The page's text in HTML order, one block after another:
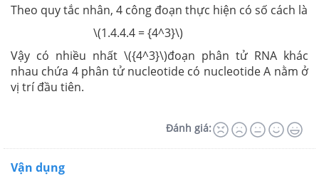
Theo quy tắc nhân, 4 công đoạn thực hiện có số cách là
\(1.4.4.4 = {4^3}\)
Vậy có nhiều nhất \({4^3}\)đoạn phân tử RNA khác
nhau chứa 4 phân tử nucleotide có nucleotide A nằm ở
vị trí đầu tiên.
Đánh giá:
Vận dụng